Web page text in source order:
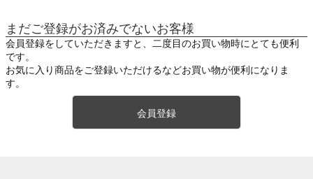
まだご登録がお済みでないお客様
会員登録をしていただきますと、二度目のお買い物時にとても便利
です。
お気に入り商品をご登録いただけるなどお買い物が便利になりま
す。
会員登録